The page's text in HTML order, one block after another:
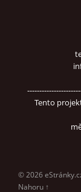
Tento
© 2026
Nahoru ↑